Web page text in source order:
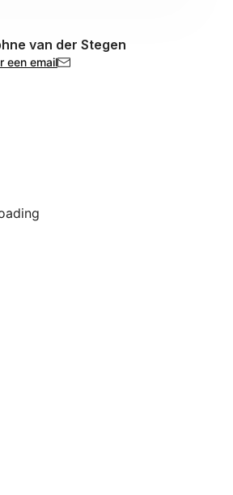
van der Stegen
een email